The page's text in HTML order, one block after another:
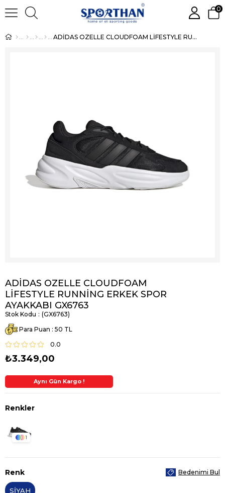
0
ADİDAS OZELLE CLOUDFOAM LİFESTYLE RUNNİNG ERKEK SPOR AYAKKABI GX6763
ADİDAS OZELLE CLOUDFOAM
LİFESTYLE RUNNİNG ERKEK SPOR
AYAKKABI GX6763
Stok Kodu
(GX6763)
Para Puan : 50
0.0
₺3.349,00
Aynı Gün Kargo !
1
Renk
SİYAH
Bedenimi Bul